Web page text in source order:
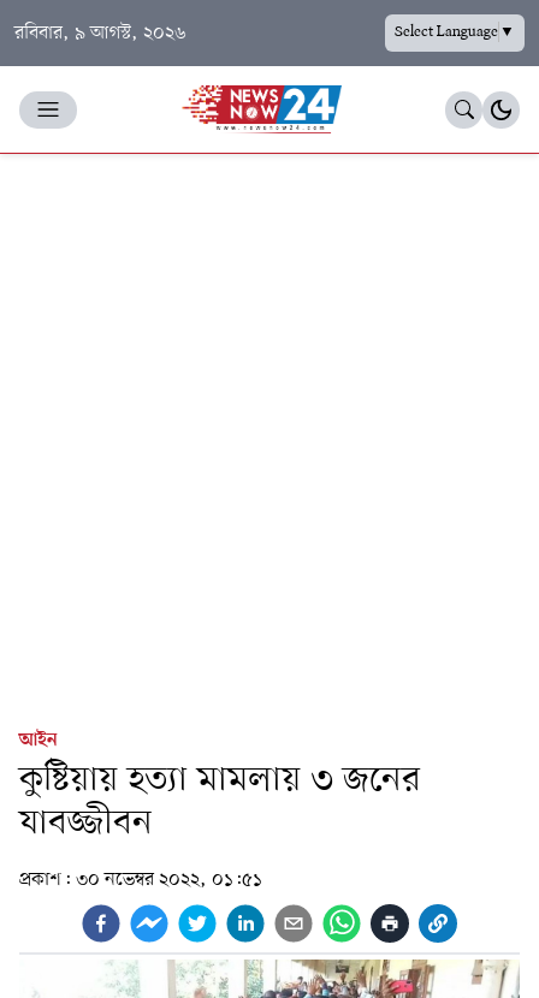
রবিবার, ৯ আগস্ট, ২০২৬ Select Language▼
আইন
কুষ্টিয়ায় হত্যা মামলায় ৩ জনের
যাবজ্জীবন
প্রকাশ: ৩০ নভেম্বর ২০২২, ০১:৫১